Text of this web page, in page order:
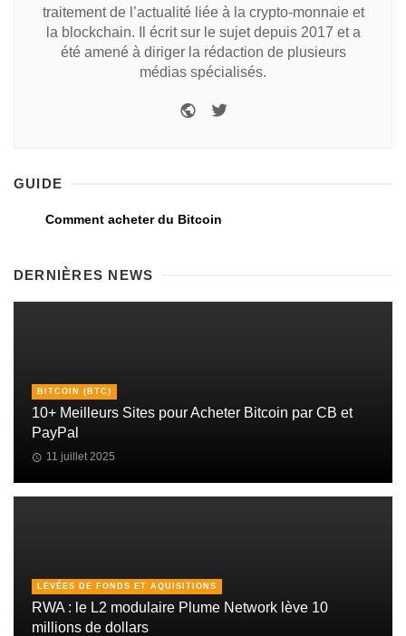
traitement de l’actualité liée à la crypto-monnaie et
la blockchain. Il écrit sur le sujet depuis 2017 et a
été amené à diriger la rédaction de plusieurs
médias spécialisés.
GUIDE
Comment acheter du Bitcoin
DERNIÈRES NEWS
BITCOIN (BTC)
10+ Meilleurs Sites pour Acheter Bitcoin par CB et
PayPal
11 juillet 2025
LEVÉES DE FONDS ET AQUISITIONS
RWA : le L2 modulaire Plume Network lève 10
millions de dollars